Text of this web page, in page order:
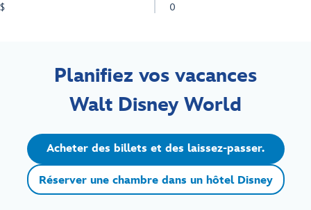
$ 0
Planifiez vos vacances
Walt Disney World
Acheter des billets et des laissez-passer.
Réserver une chambre dans un hôtel Disney